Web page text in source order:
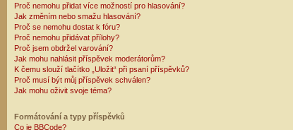
Proč nemohu přidat více možností pro hlasování?
Jak změním nebo smažu hlasování?
Proč se nemohu dostat k fóru?
Proč nemohu přidávat přílohy?
Proč jsem obdržel varování?
Jak mohu nahlásit příspěvek moderátorům?
K čemu slouží tlačítko „Uložit“ při psaní příspěvků?
Proč musí být můj příspěvek schválen?
Jak mohu oživit svoje téma?
Formátování a typy příspěvků
Co je BBCode?